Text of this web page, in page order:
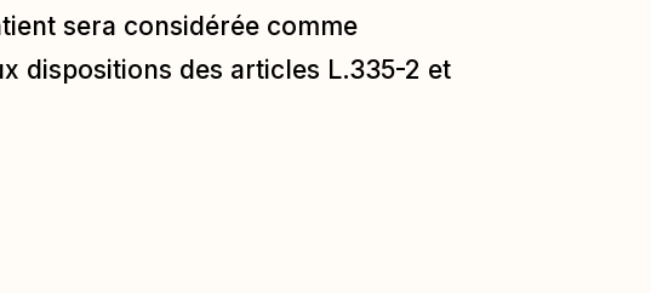
sera considérée comme
dispositions des articles L.335-2 et